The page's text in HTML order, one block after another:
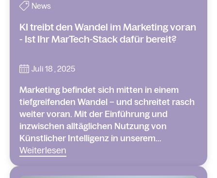
News
KI treibt den Wandel im Marketing voran
- Ist Ihr MarTech-Stack dafür bereit?
Juli 18 , 2025
Marketing befindet sich mitten in einem
tiefgreifenden Wandel – und schreitet rasch
weiter voran. Mit der Einführung und
inzwischen alltäglichen Nutzung von
Künstlicher Intelligenz in unserem...
Weiterlesen